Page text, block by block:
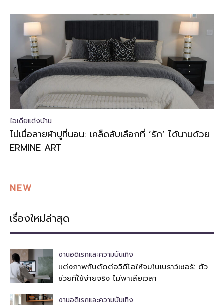
ไอเดียแต่งบ้าน
ไม่เบื่อลายผ้าปูที่นอน: เคล็ดลับเลือกที่ ‘รัก’ ได้นานด้วย
ERMINE ART
NEW
เรื่องใหม่ล่าสุด
งานอดิเรกและความบันเทิง
แต่งภาพกับตัดต่อวิดีโอให้จบในเบราว์เซอร์: ตัว
ช่วยที่ใช้ง่ายจริง ไม่พาเสียเวลา
งานอดิเรกและความบันเทิง